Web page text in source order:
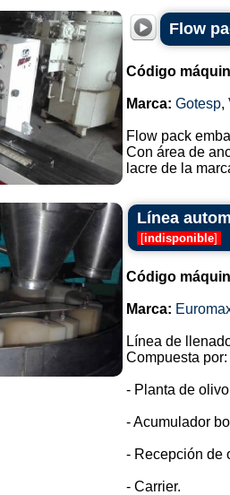
Flow
Código
Marca: Gotesp,
Flow pack
Con área de
lacre de la
Línea
[indisponible]
Código
Marca:
Línea de
Compuesta por:
- Planta de
- Acumulador
- Recepción de
- Carrier.